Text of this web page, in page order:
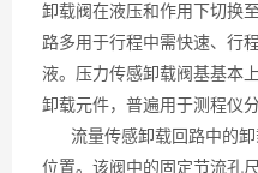
卸载阀在液压和作用下切换
路多用于行程中需快速、行
液。压力传感卸载阀基基本
卸载元件，普遍用于测程仪
流量传感卸载回路中的卸
位置。该阀中的固定节流孔